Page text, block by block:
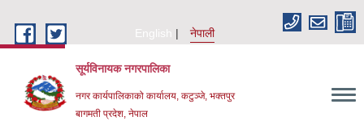
English
नेपाली
सूर्यविनायक नगरपालिका
नगर कार्यपालिकाको कार्यालय, कटुञ्जे, भक्तपुर
बागमती प्रदेश, नेपाल